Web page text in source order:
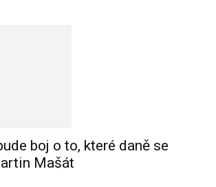
boj o to, které daně se
Mašát